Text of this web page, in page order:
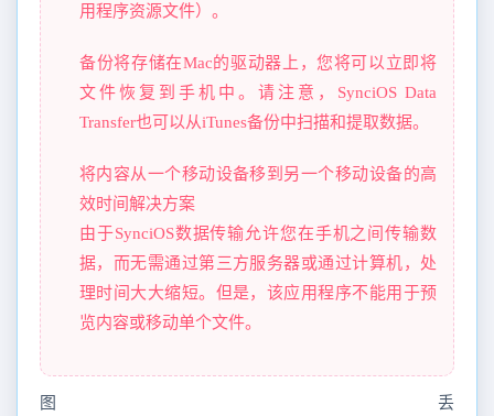
用程序资源文件）。
备份将存储在Mac的驱动器上，您将可以立即将
文件恢复到手机中。请注意，SynciOS Data
Transfer也可以从iTunes备份中扫描和提取数据。
将内容从一个移动设备移到另一个移动设备的高
效时间解决方案
由于SynciOS数据传输允许您在手机之间传输数
据，而无需通过第三方服务器或通过计算机，处
理时间大大缩短。但是，该应用程序不能用于预
览内容或移动单个文件。
图丢